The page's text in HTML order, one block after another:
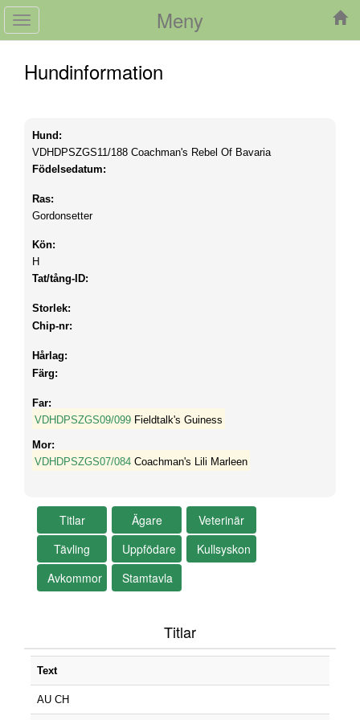
Meny
Toggle
navigation
Hundinformation
Hund:
VDHDPSZGS11/188 Coachman's Rebel Of Bavaria
Födelsedatum:
Ras:
Gordonsetter
Kön:
H
Tat/tång-ID:
Storlek:
Chip-nr:
Hårlag:
Färg:
Far:
VDHDPSZGS09/099 Fieldtalk's Guiness
Mor:
VDHDPSZGS07/084 Coachman's Lili Marleen
Titlar
Text
AU CH